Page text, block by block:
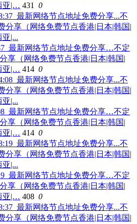
亚|… 431 0
最新网络节点地址免费分享…不定
享（网络免费节点香港|日本|韩国|
亚|… 414 0
最新网络节点地址免费分享…不定
享（网络免费节点香港|日本|韩国|
亚|… 414 0
最新网络节点地址免费分享…不定
享（网络免费节点香港|日本|韩国|
亚|… 408 0